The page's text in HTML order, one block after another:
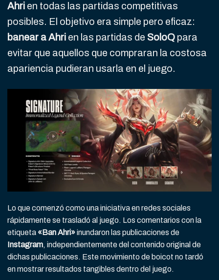
Ahri en todas las partidas competitivas
posibles. El objetivo era simple pero eficaz:
banear a Ahri en las partidas de SoloQ para
evitar que aquellos que compraran la costosa
apariencia pudieran usarla en el juego.
Lo que comenzó como una iniciativa en redes sociales
rápidamente se trasladó al juego. Los comentarios con la
etiqueta «Ban Ahri»inundaron las publicaciones de
Instagram, independientemente del contenido original de
dichas publicaciones. Este movimiento de boicot no tardó
en mostrar resultados tangibles dentro del juego.